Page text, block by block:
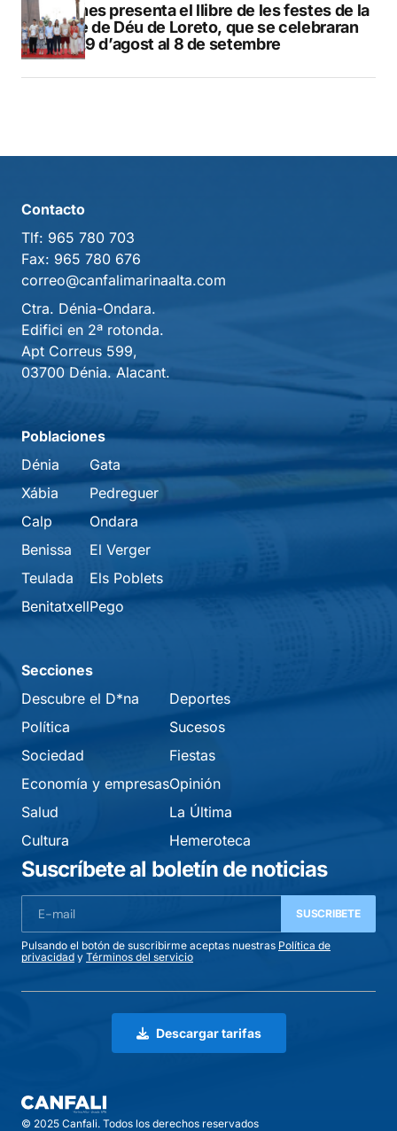
Duanes presenta el llibre de les festes de la
Mare de Déu de Loreto, que se celebraran
del 29 d’agost al 8 de setembre
Contacto
Tlf: 965 780 703
Fax: 965 780 676
correo@canfalimarinaalta.com
Ctra. Dénia-Ondara.
Edifici en 2ª rotonda.
Apt Correus 599,
03700 Dénia. Alacant.
Poblaciones
Dénia
Xábia
Calp
Benissa
Teulada
Benitatxell
Gata
Pedreguer
Ondara
El Verger
Els Poblets
Pego
Secciones
Descubre el D*na
Política
Sociedad
Economía y empresas
Salud
Cultura
Deportes
Sucesos
Fiestas
Opinión
La Última
Hemeroteca
Suscríbete al boletín de noticias
SUSCRIBETE
Pulsando el botón de suscribirme aceptas nuestras Política de
privacidad y Términos del servicio
Descargar tarifas
© 2025 Canfali. Todos los derechos reservados